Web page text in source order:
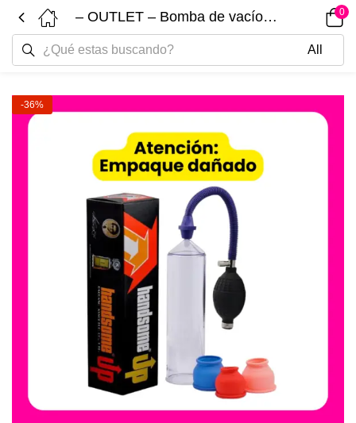
– OUTLET – Bomba de vacío pene Handsome-up A38009 0
-36%